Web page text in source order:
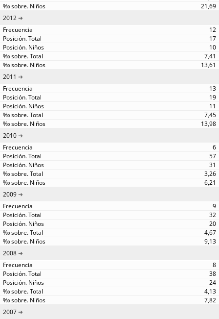
21,69
2012
12
17
10
7,41
13,61
2011
13
19
11
7,45
13,98
2010
6
57
31
3,26
6,21
2009
9
32
20
4,67
9,13
2008
8
38
24
4,13
7,82
2007